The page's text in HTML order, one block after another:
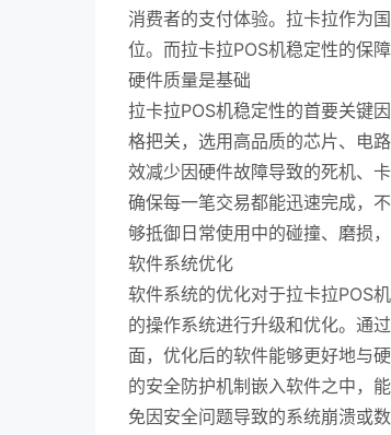
消费者的支付体验。拉卡拉作为
位。而拉卡拉POS机稳定性的保
硬件质量是基础
拉卡拉POS机稳定性的首要关键
格把关，选用高品质的芯片、电
效减少因硬件故障导致的死机、
确保每一笔交易都能迅速完成，
够抵御日常使用中的碰撞、磨损
软件系统优化
软件系统的优化对于拉卡拉POS
的操作系统进行升级和优化。通
面，优化后的软件能够更好地与
的安全防护机制嵌入软件之中，
免因安全问题导致的系统崩溃或